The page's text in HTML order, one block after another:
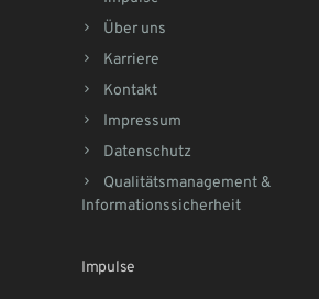
Über uns
Karriere
Kontakt
Impressum
Datenschutz
Qualitätsmanagement &
Informationssicherheit
Impulse